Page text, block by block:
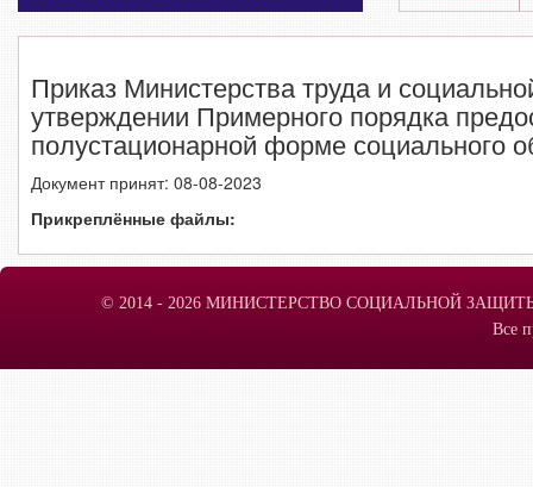
ЦВЕТОВАЯ СХЕМА
Aa Aa Aa
РАЗМЕР ТЕКСТА
Aa
ИЗОБРАЖЕНИЯ
Скрыть Ч/б
Настройки по умолчанию
Приказ Министерства труда и
утверждении Примерного порядка
полустационарной форме социального
Документ принят: 08-08-2023
Прикреплённые файлы:
© 2014 - 2026 МИНИСТЕРСТВО СОЦИАЛЬНОЙ
Все